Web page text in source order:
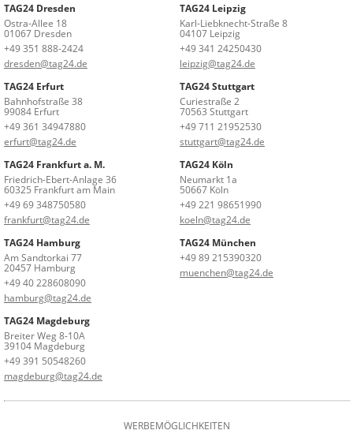
TAG24 Dresden
Ostra-Allee 18
01067 Dresden
+49 351 888-2424
dresden@tag24.de
TAG24 Leipzig
Karl-Liebknecht-Straße 8
04107 Leipzig
+49 341 24250430
leipzig@tag24.de
TAG24 Erfurt
Bahnhofstraße 38
99084 Erfurt
+49 361 34947880
erfurt@tag24.de
TAG24 Stuttgart
Curiestraße 2
70563 Stuttgart
+49 711 21952530
stuttgart@tag24.de
TAG24 Frankfurt a. M.
Friedrich-Ebert-Anlage 36
60325 Frankfurt am Main
+49 69 348750580
frankfurt@tag24.de
TAG24 Köln
Neumarkt 1a
50667 Köln
+49 221 98651990
koeln@tag24.de
TAG24 Hamburg
Am Sandtorkai 77
20457 Hamburg
+49 40 228608090
hamburg@tag24.de
TAG24 München
+49 89 215390320
muenchen@tag24.de
TAG24 Magdeburg
Breiter Weg 8-10A
39104 Magdeburg
+49 391 50548260
magdeburg@tag24.de
WERBEMÖGLICHKEITEN